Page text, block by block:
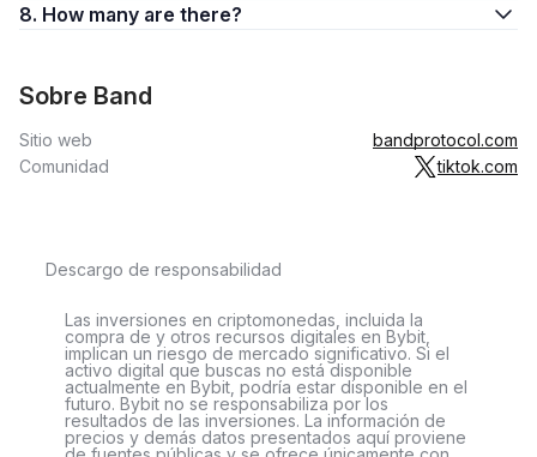
8. How many are there?
Sobre Band
Sitio web
bandprotocol.com
Comunidad
tiktok.com
Descargo de responsabilidad
Las inversiones en criptomonedas, incluida la
compra de y otros recursos digitales en Bybit,
implican un riesgo de mercado significativo. Si el
activo digital que buscas no está disponible
actualmente en Bybit, podría estar disponible en el
futuro. Bybit no se responsabiliza por los
resultados de las inversiones. La información de
precios y demás datos presentados aquí proviene